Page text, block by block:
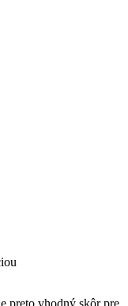
preto vhodný skôr pre